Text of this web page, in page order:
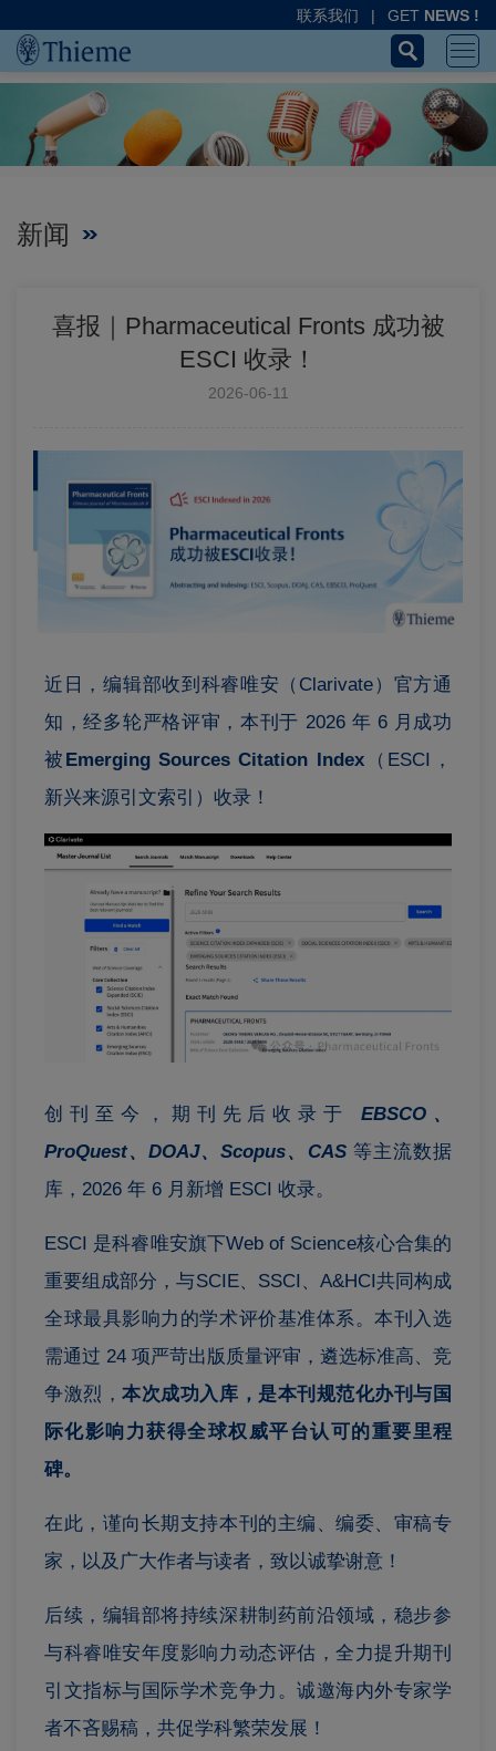
联系我们 | GET NEWS !
新闻
喜报｜Pharmaceutical Fronts 成功被
ESCI 收录！
2026-06-11
近日，编辑部收到科睿唯安（Clarivate）官方通
知，经多轮严格评审，本刊于 2026 年 6 月成功
被 Emerging Sources Citation Index（ESCI，
新兴来源引文索引）收录！
创刊至今，期刊先后收录于
EBSCO、
ProQuest、DOAJ、Scopus、CAS 等主流数据
库，2026 年 6 月新增 ESCI 收录。
ESCI 是科睿唯安旗下Web of Science核心合集的
重要组成部分，与SCIE、SSCI、A&HCI共同构成
全球最具影响力的学术评价基准体系。本刊入选
需通过 24 项严苛出版质量评审，遴选标准高、竞
争激烈，本次成功入库，是本刊规范化办刊与国
际化影响力获得全球权威平台认可的重要里程
碑。
在此，谨向长期支持本刊的主编、编委、审稿专
家，以及广大作者与读者，致以诚挚谢意！
后续，编辑部将持续深耕制药前沿领域，稳步参
与科睿唯安年度影响力动态评估，全力提升期刊
引文指标与国际学术竞争力。诚邀海内外专家学
者不吝赐稿，共促学科繁荣发展！